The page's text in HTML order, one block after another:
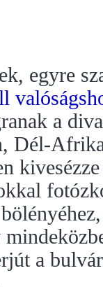
egyre
a
Dél-
a